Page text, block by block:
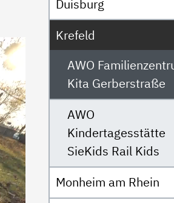
Duisburg
Krefeld
AWO
Kita Gerberstraße
AWO
Kindertagesstätte
SieKids Rail Kids
Monheim am Rhein